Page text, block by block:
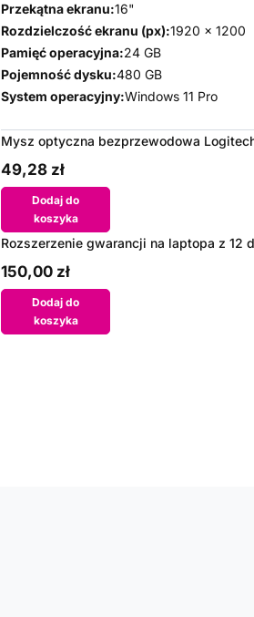
Przekątna ekranu:16"
Rozdzielczość ekranu (px):1920 x 1200
Pamięć operacyjna:24 GB
Pojemność dysku:480 GB
System operacyjny:Windows 11 Pro
Mysz optyczna bezprzewodowa
49,28 zł
Dodaj do
koszyka
Rozszerzenie gwarancji na laptopa z 12
150,00 zł
Dodaj do
koszyka